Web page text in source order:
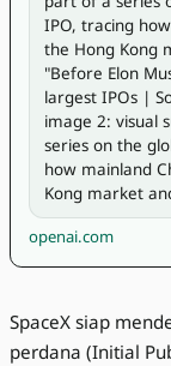
IPO, tracing
the Hong Kong
"Before Elon
largest IPOs |
image 2: visual
series on the
how mainland
Kong market
openai.com
SpaceX siap
perdana (Initial